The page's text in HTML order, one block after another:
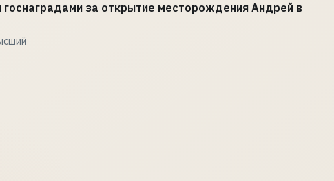
за открытие месторождения Андрей в